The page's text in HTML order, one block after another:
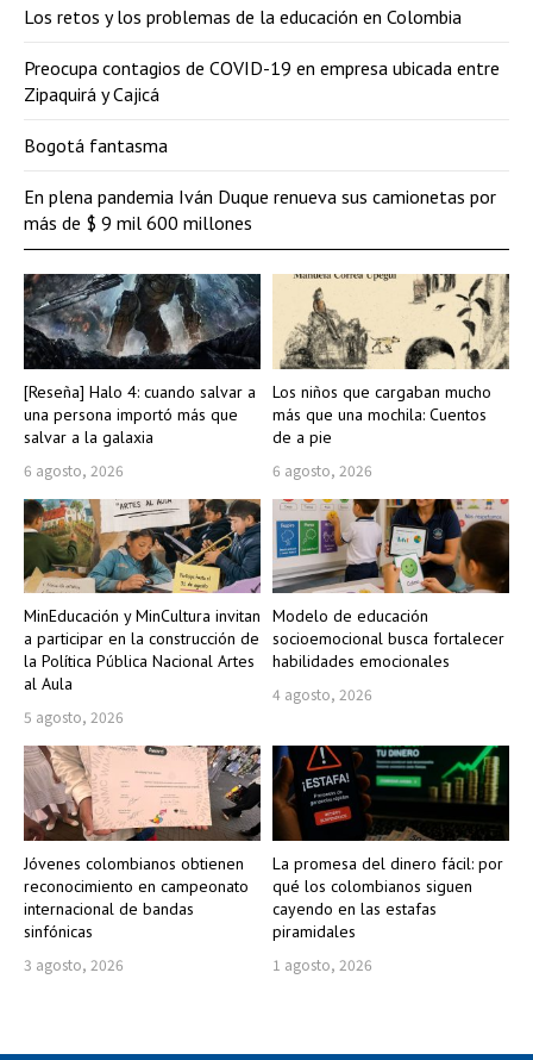
[Reseña] Halo 4: cuando salvar a
una persona importó más que
salvar a la galaxia
6 agosto, 2026
Los niños que cargaban mucho
más que una mochila: Cuentos
de a pie
6 agosto, 2026
MinEducación y MinCultura invitan
a participar en la construcción de
la Política Pública Nacional Artes
al Aula
5 agosto, 2026
Modelo de educación
socioemocional busca fortalecer
habilidades emocionales
4 agosto, 2026
Jóvenes colombianos obtienen
reconocimiento en campeonato
internacional de bandas
sinfónicas
3 agosto, 2026
La promesa del dinero fácil: por
qué los colombianos siguen
cayendo en las estafas
piramidales
1 agosto, 2026
Los retos y los problemas de la educación en Colombia
Preocupa contagios de COVID-19 en empresa ubicada entre
Zipaquirá y Cajicá
Bogotá fantasma
En plena pandemia Iván Duque renueva sus camionetas por
más de $ 9 mil 600 millones